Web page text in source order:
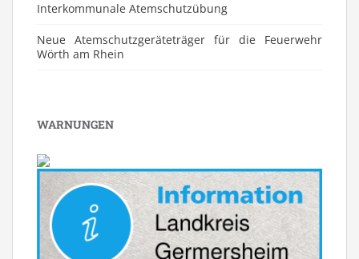
⁠Interkommunale Atemschutzübung
Neue Atemschutzgeräteträger für die Feuerwehr
Wörth am Rhein
WARNUNGEN